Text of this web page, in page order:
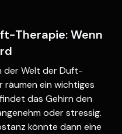
Therapie: Wenn
der Welt der Duft-
räumen ein wichtiges
das Gehirn den
oder stressig.
könnte dann eine